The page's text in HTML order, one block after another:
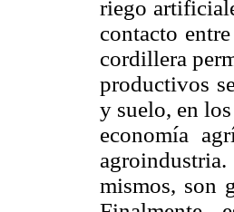
riego
contacto
cordillera
productivos
y suelo, en
economía
mismos, son